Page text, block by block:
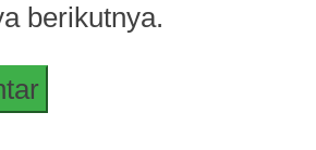
berikutnya.